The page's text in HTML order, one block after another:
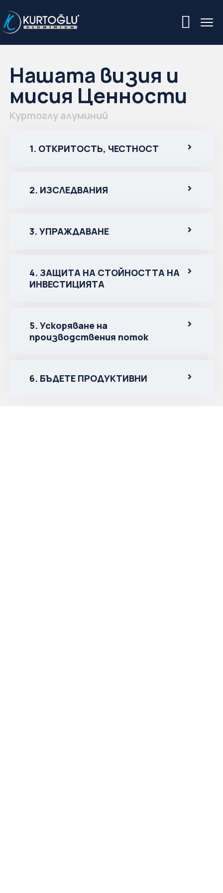
Нашата визия и
мисия Ценности
Куртоглу алуминий
1. ОТКРИТОСТЬ, ЧЕСТНОСТ
2. ИЗСЛЕДВАНИЯ
3. УПРАЖДАВАНЕ
4. ЗАЩИТА НА СТОЙНОСТТА НА
ИНВЕСТИЦИЯТА
5. Ускоряване на
производствения поток
6. БЪДЕТЕ ПРОДУКТИВНИ